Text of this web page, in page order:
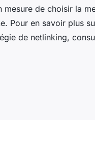
mesure de choisir la
Pour en savoir plus
de netlinking,